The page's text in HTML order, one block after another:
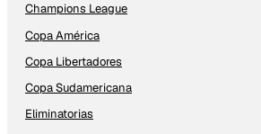
Champions League
Copa América
Copa Libertadores
Copa Sudamericana
Eliminatorias